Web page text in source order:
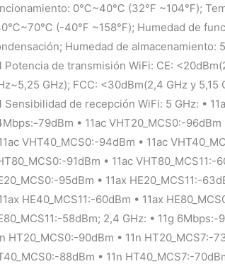
0℃~40℃ (32℉ ~104℉);
(-40℉ ~158℉); Humedad de
Humedad de almacenamiento:
de transmisión WiFi: CE:
GHz); FCC: <30dBm(2,4 GHz y 5,15
de recepción WiFi: 5 GHz: •
79dBm • 11ac VHT20_MCS0:-96dBm
VHT40_MCS0:-94dBm • 11ac
91dBm • 11ac VHT80_MCS11:-
95dBm • 11ax HE20_MCS11:-
HE40_MCS11:-60dBm • 11ax
58dBm; 2,4 GHz: • 11g
HT20_MCS0:-90dBm • 11n HT20_MCS7:-
88dBm • 11n HT40_MCS7:-